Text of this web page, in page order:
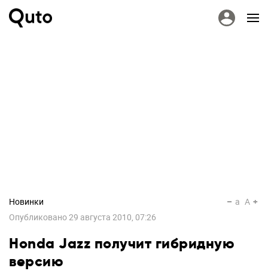
Новинки
Опубликовано29 августа 2010, 07:26
a A
Honda Jazz получит гибридную
версию